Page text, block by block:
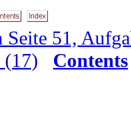
Seite 51,
(17)
Contents